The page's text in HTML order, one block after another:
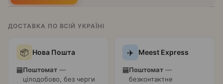
ДОСТАВКА ПО ВСІЙ УКРАЇНІ
📦 Нова Пошта
🏧Поштомат —
цілодобово, без черги
✈️ Meest Express
🏧Поштомат —
безконтактне